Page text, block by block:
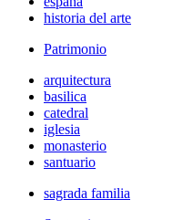
historia del arte
Patrimonio
arquitectura
basilica
catedral
iglesia
monasterio
santuario
sagrada familia